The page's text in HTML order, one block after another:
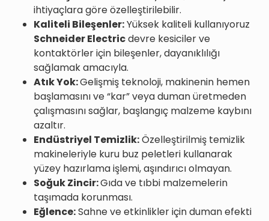
ihtiyaçlara göre özelleştirilebilir.
Kaliteli Bileşenler:Yüksek kaliteli kullanıyoruz
Schneider Electricdevre kesiciler ve
kontaktörler için bileşenler, dayanıklılığı
sağlamak amacıyla.
Atık Yok:Gelişmiş teknoloji, makinenin hemen
başlamasını ve “kar” veya duman üretmeden
çalışmasını sağlar, başlangıç malzeme kaybını
azaltır.
Endüstriyel Temizlik:Özelleştirilmiş temizlik
makineleriyle kuru buz peletleri kullanarak
yüzey hazırlama işlemi, aşındırıcı olmayan.
Soğuk Zincir:Gıda ve tıbbi malzemelerin
taşımada korunması.
Eğlence:Sahne ve etkinlikler için duman efekti